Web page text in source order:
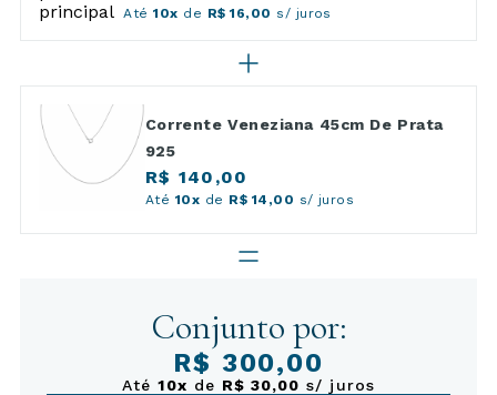
Até10x de R$ 16,00 s/ juros
Corrente Veneziana 45cm De Prata
925
R$ 140,00
Até 10x de R$ 14,00 s/ juros
Conjunto por:
R$ 300,00
Até10x de R$ 30,00 s/ juros